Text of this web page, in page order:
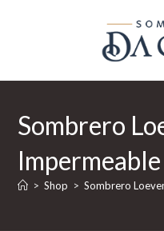
Sombrero
Impermeable
> Shop > Sombrero